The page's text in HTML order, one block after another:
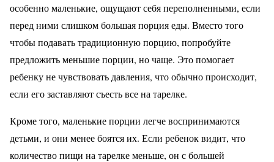
особенно маленькие, ощущают себя переполненными, если
перед ними слишком большая порция еды. Вместо того
чтобы подавать традиционную порцию, попробуйте
предложить меньшие порции, но чаще. Это помогает
ребенку не чувствовать давления, что обычно происходит,
если его заставляют съесть все на тарелке.
Кроме того, маленькие порции легче воспринимаются
детьми, и они менее боятся их. Если ребенок видит, что
количество пищи на тарелке меньше, он с большей